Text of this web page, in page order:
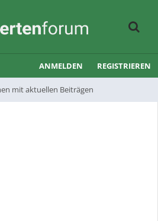
mit aktuellen Beiträgen
ANMELDEN REGISTRIEREN